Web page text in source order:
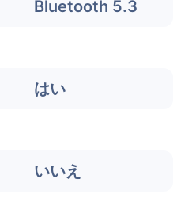
Bluetooth 5.3
はい
いいえ